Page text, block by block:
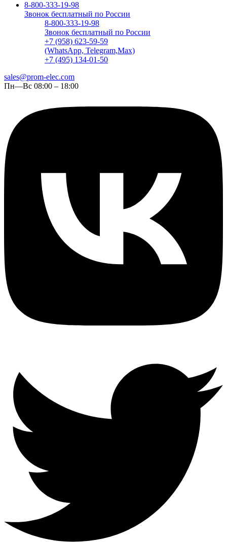
8-800-333-19-98
Звонок бесплатный по России
8-800-333-19-98
Звонок бесплатный по России
+7 (958) 623-59-59
(WhatsApp, Telegram,Max)
+7 (495) 134-01-50
sales@prom-elec.com
Пн—Вс 08:00 – 18:00